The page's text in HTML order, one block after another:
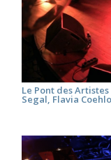
Le Pont des
Segal, Flavia